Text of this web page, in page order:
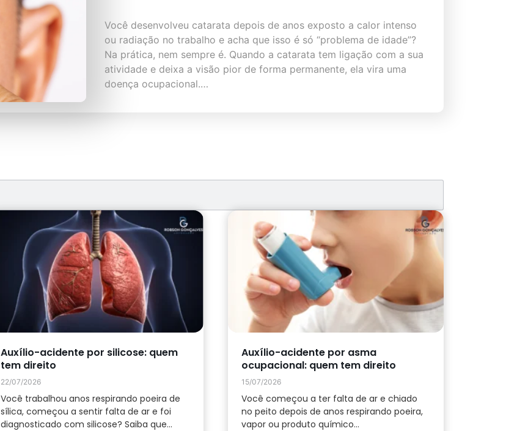
Você desenvolveu catarata depois de anos exposto a calor intenso
ou radiação no trabalho e acha que isso é só “problema de idade”?
Na prática, nem sempre é. Quando a catarata tem ligação com a sua
atividade e deixa a visão pior de forma permanente, ela vira uma
doença ocupacional.…
Auxílio-acidente por silicose: quem
tem direito
22/07/2026
Você trabalhou anos respirando poeira de
sílica, começou a sentir falta de ar e foi
diagnosticado com silicose? Saiba que...
Auxílio-acidente por asma
ocupacional: quem tem direito
15/07/2026
Você começou a ter falta de ar e chiado
no peito depois de anos respirando poeira,
vapor ou produto químico...